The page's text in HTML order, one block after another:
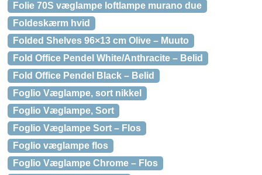
Folie 70S væglampe loftlampe murano due
Foldeskærm hvid
Folded Shelves 96×13 cm Olive – Muuto
Fold Office Pendel White/Anthracite – Belid
Fold Office Pendel Black – Belid
Foglio Væglampe, sort nikkel
Foglio Væglampe, Sort
Foglio Væglampe Sort – Flos
Foglio væglampe flos
Foglio Væglampe Chrome – Flos